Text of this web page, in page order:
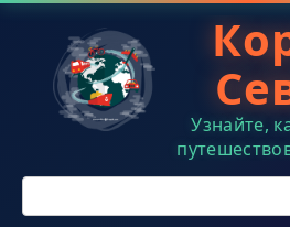
Перейти
контенту
Узнайте,
Поиск: